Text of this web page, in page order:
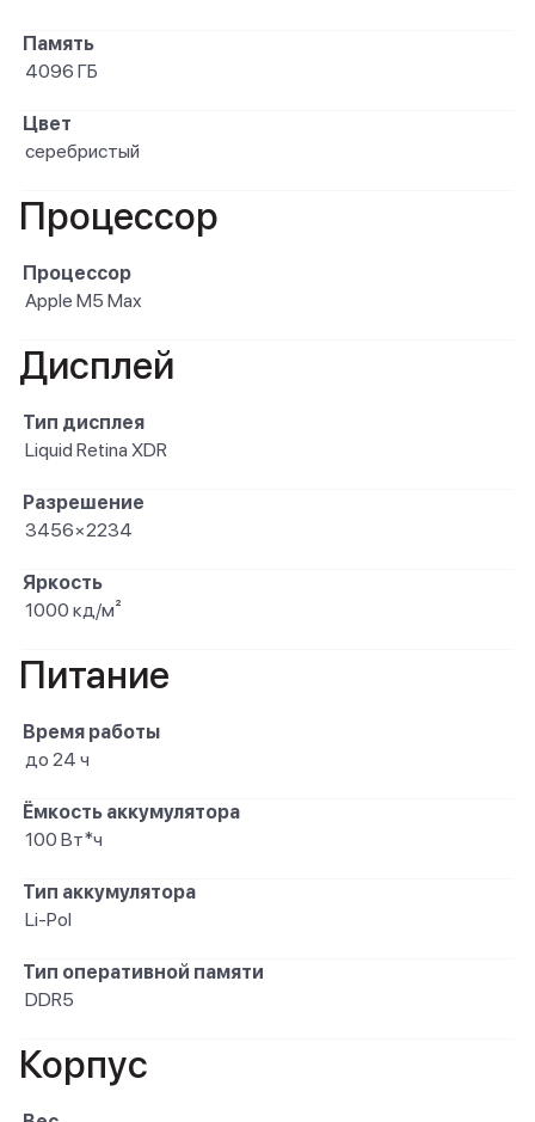
Память
4096 ГБ
Цвет
серебристый
Процессор
Процессор
Apple M5 Max
Дисплей
Тип дисплея
Liquid Retina XDR
Разрешение
3456×2234
Яркость
1000 кд/м²
Питание
Время работы
до 24 ч
Ёмкость аккумулятора
100 Вт*ч
Тип аккумулятора
Li-Pol
Тип оперативной памяти
DDR5
Корпус